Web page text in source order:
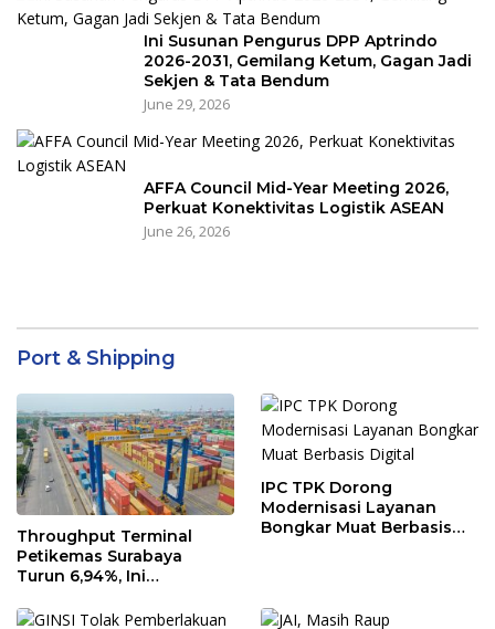
Ini Susunan Pengurus DPP Aptrindo
2026-2031, Gemilang Ketum, Gagan Jadi
Sekjen & Tata Bendum
June 29, 2026
AFFA Council Mid-Year Meeting 2026,
Perkuat Konektivitas Logistik ASEAN
June 26, 2026
Port & Shipping
Throughput Terminal
Petikemas Surabaya
Turun 6,94%, Ini
IPC TPK Dorong
Modernisasi Layanan
Bongkar Muat Berbasis